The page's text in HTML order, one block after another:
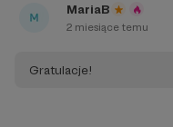
MariaB
2 miesiące temu
Gratulacje!